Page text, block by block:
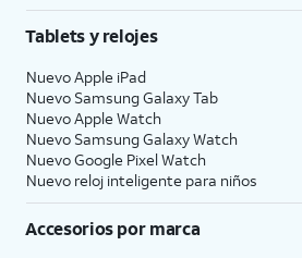
Tablets y relojes
Nuevo Apple iPad
Nuevo Samsung Galaxy Tab
Nuevo Apple Watch
Nuevo Samsung Galaxy Watch
Nuevo Google Pixel Watch
Nuevo reloj inteligente para niños
Accesorios por marca